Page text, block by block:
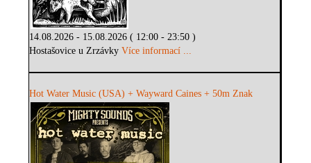
14.08.2026 - 15.08.2026 ( 12:00 - 23:50 )
Hostašovice u ZrzávkyVíce informací ...
Hot Water Music (USA) + Wayward Caines + 50m Znak